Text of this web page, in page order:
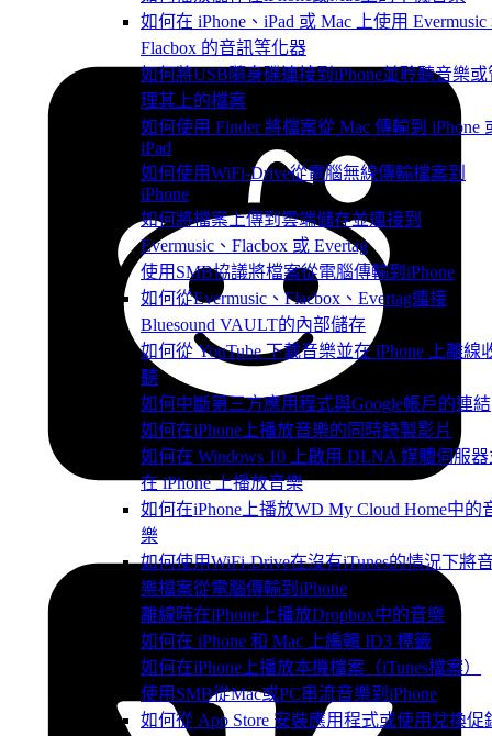
如何在 iPhone、iPad 或 Mac 上使用 Evermusic
Flacbox 的音訊等化器
如何將USB隨身碟連接到iPhone並聆聽音樂或
理其上的檔案
如何使用 Finder 將檔案從 Mac 傳輸到 iPhone
iPad
如何使用WiFi-Drive從電腦無線傳輸檔案到
iPhone
如何將檔案上傳到雲端儲存並連接到
Evermusic、Flacbox 或 Evertag
使用SMB協議將檔案從電腦傳輸到iPhone
如何從Evermusic、Flacbox、Evertag連接
Bluesound VAULT的內部儲存
如何從 YouTube 下載音樂並在 iPhone 上離線
聽
如何中斷第三方應用程式與Google帳戶的連結
如何在iPhone上播放音樂的同時錄製影片
如何在 Windows 10 上啟用 DLNA 媒體伺服
在 iPhone 上播放音樂
如何在iPhone上播放WD My Cloud Home中的
樂
如何使用WiFi-Drive在沒有iTunes的情況下將
樂檔案從電腦傳輸到iPhone
離線時在iPhone上播放Dropbox中的音樂
如何在 iPhone 和 Mac 上編輯 ID3 標籤
如何在iPhone上播放本機檔案（iTunes檔案）
使用SMB從Mac或PC串流音樂到iPhone
如何從 App Store 安裝應用程式或使用兌換促